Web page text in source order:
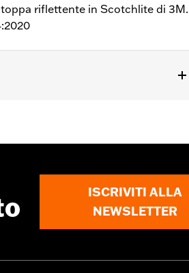
riflettente in Scotchlite di 3M.
,Cerniera interna,Riflettente,
ISCRIVITI ALLA
NEWSLETTER